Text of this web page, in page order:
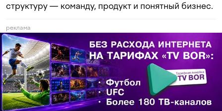
структуру — команду, продукт и понятный бизнес.
реклама